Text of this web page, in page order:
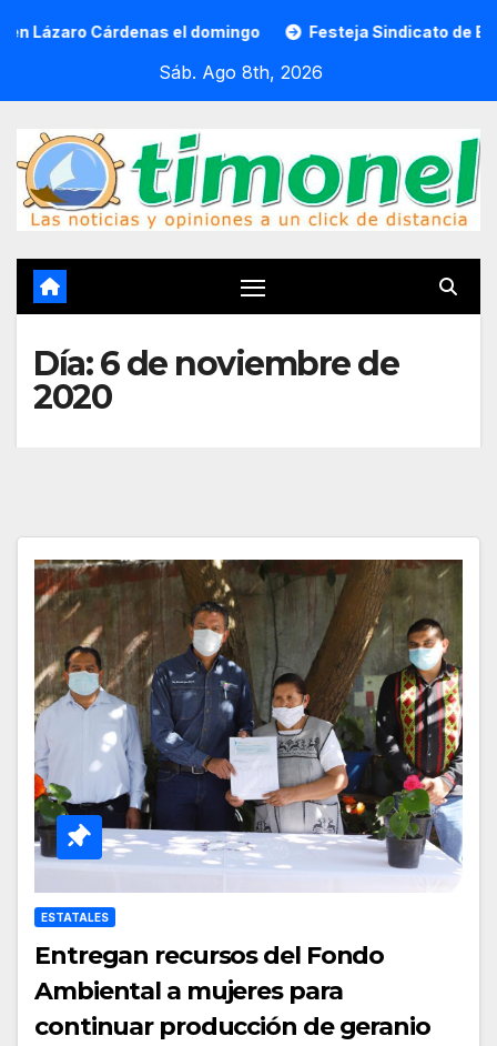
Cárdenas el domingo Festeja Sindicato de Empleados
Sáb. Ago 8th, 2026
Día:6 de noviembre de
2020
ESTATALES
Entregan recursos del Fondo
Ambiental a mujeres para
continuar producción de geranio